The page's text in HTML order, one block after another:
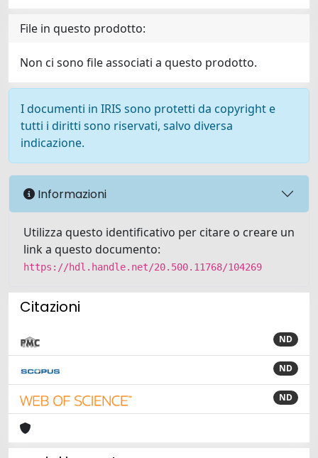
File in questo prodotto:
Non ci sono file associati a questo prodotto.
I documenti in IRIS sono protetti da copyright e
tutti i diritti sono riservati, salvo diversa
indicazione.
Informazioni
Utilizza questo identificativo per citare o creare un
link a questo documento:
https://hdl.handle.net/20.500.11768/104269
Citazioni
ND
ND
ND